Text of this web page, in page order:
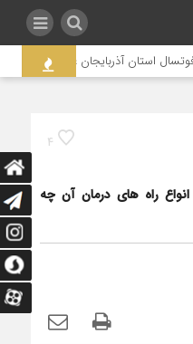
استان آذربایجان غربی به جنجال
4
راه های درمان آن چه